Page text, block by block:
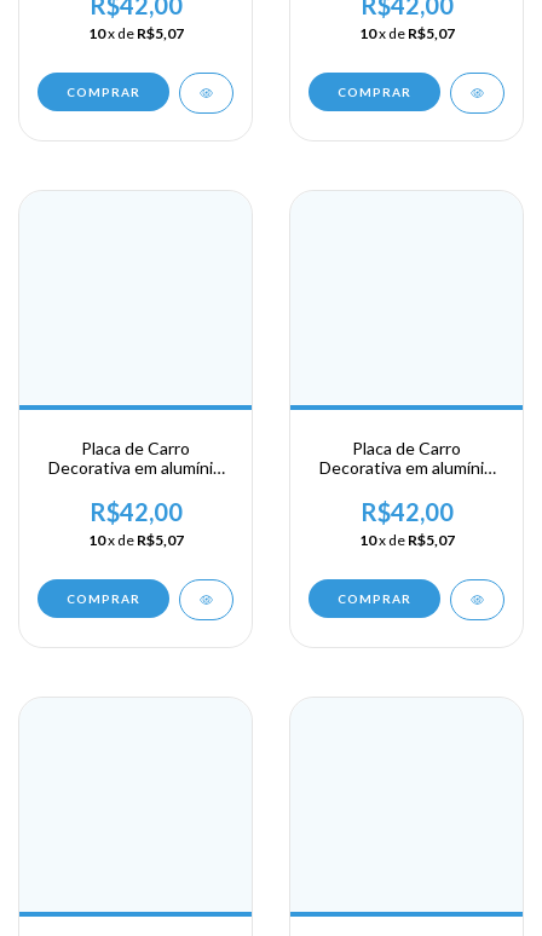
10x de R$5,07
COMPRAR
10x de R$5,07
COMPRAR
Placa de Carro
Decorativa em alumínio
Santa Lucia - Castries
R$42,00
10x de R$5,07
COMPRAR
Placa de Carro
Decorativa em alumínio
Santa Lucia - Catries
R$42,00
10x de R$5,07
COMPRAR